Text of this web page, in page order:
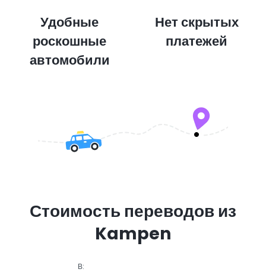
Удобные
роскошные
автомобили
Нет скрытых
платежей
Стоимость переводов из
Kampen
В: